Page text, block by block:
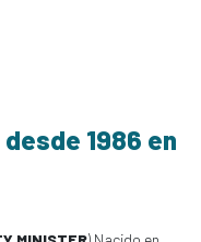
1986 en